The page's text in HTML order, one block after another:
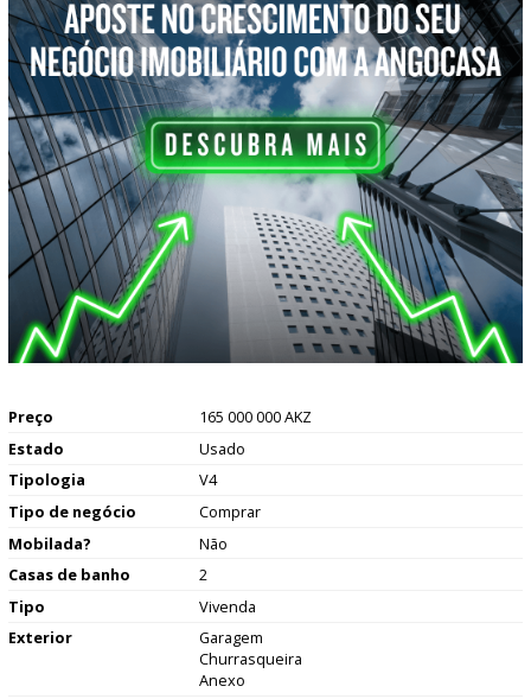
Preço
165 000 000 AKZ
Estado
Usado
Tipologia
V4
Tipo de negócio
Comprar
Mobilada?
Não
Casas de banho
2
Tipo
Vivenda
Exterior
Garagem
Churrasqueira
Anexo